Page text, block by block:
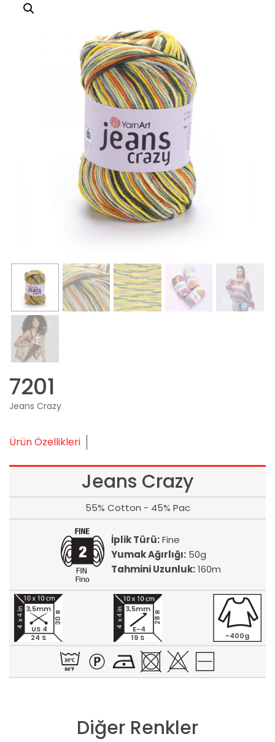
7201
Jeans Crazy
Ürün Özellikleri
Jeans Crazy
55% Cotton - 45% Pac
İplik Türü:Fine
Yumak Ağırlığı:50g
Tahmini Uzunluk:160m
24 S
30 R
3,5mm
US 4
19 S
28 R
3,5mm
E-4
~400g
Diğer Renkler